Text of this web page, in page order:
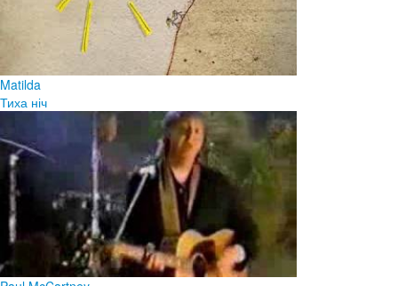
Matilda
Тиха ніч